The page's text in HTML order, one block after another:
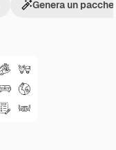
Genera un